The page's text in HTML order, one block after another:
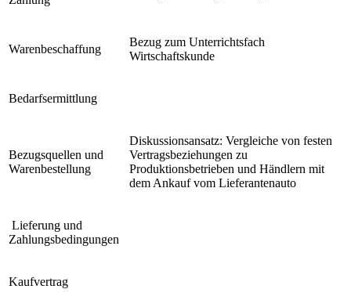
Warenbeschaffung
Bezug zum Unterrichtsfach
Wirtschaftskunde
Bedarfsermittlung
Bezugsquellen und
Warenbestellung
Diskussionsansatz: Vergleiche von festen
Vertragsbeziehungen zu
Produktionsbetrieben und Händlern mit
dem Ankauf vom Lieferantenauto
Lieferung und
Zahlungsbedingungen
Kaufvertrag